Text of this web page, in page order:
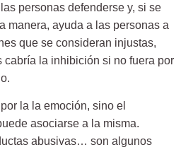
personas defenderse y, si se
manera, ayuda a las personas a
que se consideran injustas,
cabría la inhibición si no fuera por
la la emoción, sino el
asociarse a la misma.
abusivas… son algunos